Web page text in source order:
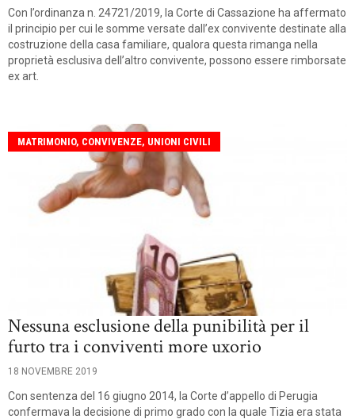
Con l’ordinanza n. 24721/2019, la Corte di Cassazione ha affermato
il principio per cui le somme versate dall’ex convivente destinate alla
costruzione della casa familiare, qualora questa rimanga nella
proprietà esclusiva dell’altro convivente, possono essere rimborsate
ex art.
MATRIMONIO, CONVIVENZE, UNIONI CIVILI
Nessuna esclusione della punibilità per il
furto tra i conviventi more uxorio
18 NOVEMBRE 2019
Con sentenza del 16 giugno 2014, la Corte d’appello di Perugia
confermava la decisione di primo grado con la quale Tizia era stata